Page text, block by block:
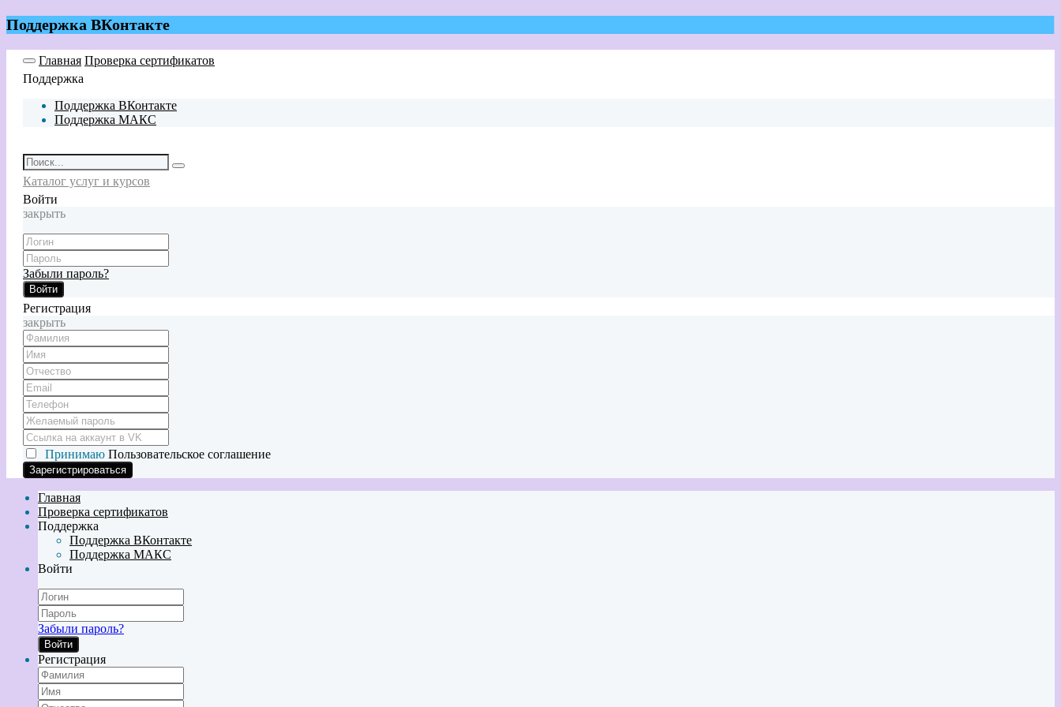
Поддержка ВКонтакте
Главная Проверка сертификатов
Поддержка
Поддержка ВКонтакте
Поддержка МАКС
Каталог услуг и курсов
Войти
закрыть
Забыли пароль?
Войти
Регистрация
закрыть
Принимаю Пользовательское соглашение
Главная
Проверка сертификатов
Поддержка
Поддержка ВКонтакте
Поддержка МАКС
Войти
Забыли пароль?
Войти
Регистрация